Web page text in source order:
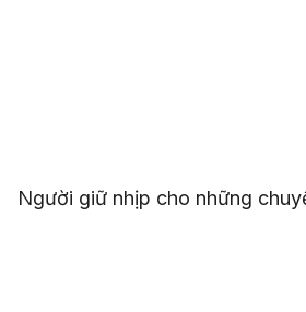
Người giữ nhịp cho những